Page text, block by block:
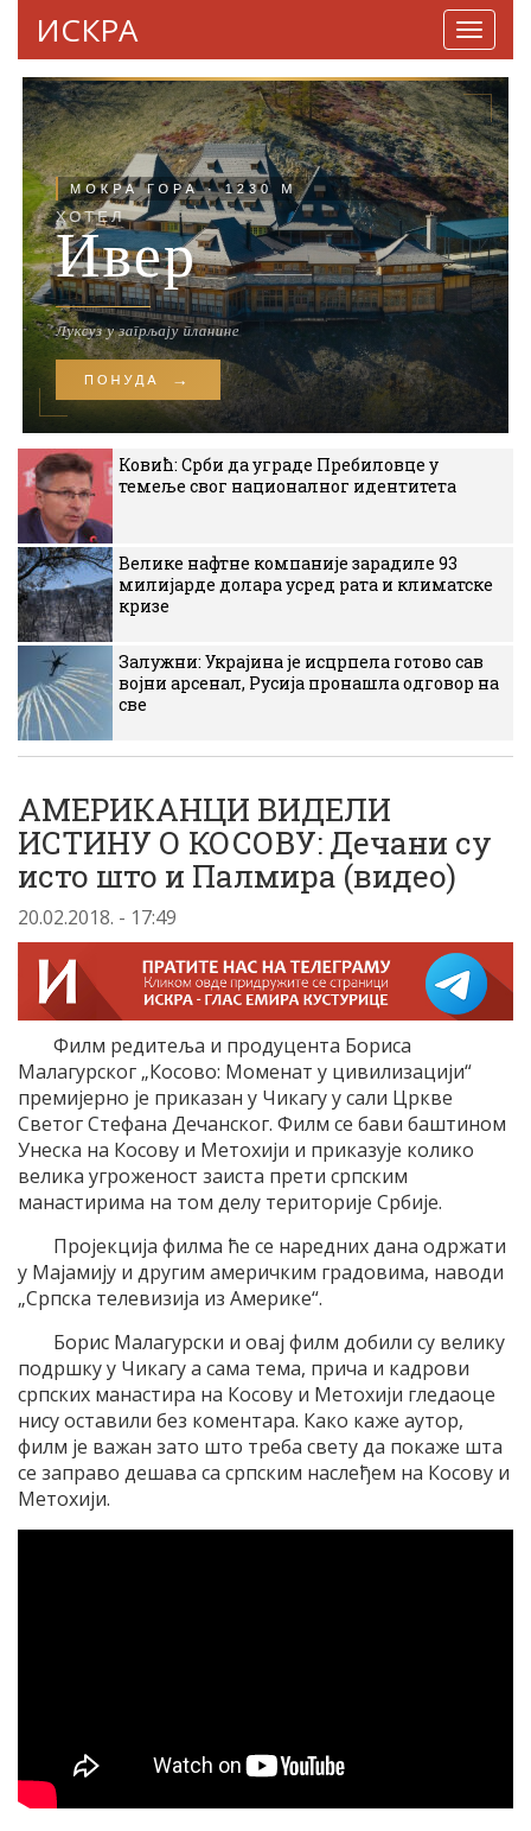
ИСКРА
Ковић: Срби да уграде Пребиловце у
темеље свог националног идентитета
Велике нафтне компаније зарадиле 93
милијарде долара усред рата и климатске
кризе
Залужни: Украјина је исцрпела готово сав
војни арсенал, Русија пронашла одговор на
све
АМЕРИКАНЦИ ВИДЕЛИ
ИСТИНУ О КОСОВУ: Дечани су
исто што и Палмира (видео)
20.02.2018. - 17:49
Филм редитеља и продуцента Бориса
Малагурског „Косово: Моменат у цивилизацији“
премијерно је приказан у Чикагу у сали Цркве
Светог Стефана Дечанског. Филм се бави баштином
Унеска на Косову и Метохији и приказује колико
велика угроженост заиста прети српским
манастирима на том делу територије Србије.
Пројекција филма ће се наредних дана одржати
у Мајамију и другим америчким градовима, наводи
„Српска телевизија из Америке“.
Борис Малагурски и овај филм добили су велику
подршку у Чикагу а сама тема, прича и кадрови
српских манастира на Косову и Метохији гледаоце
нису оставили без коментара. Како каже аутор,
филм је важан зато што треба свету да покаже шта
се заправо дешава са српским наслеђем на Косову и
Метохији.